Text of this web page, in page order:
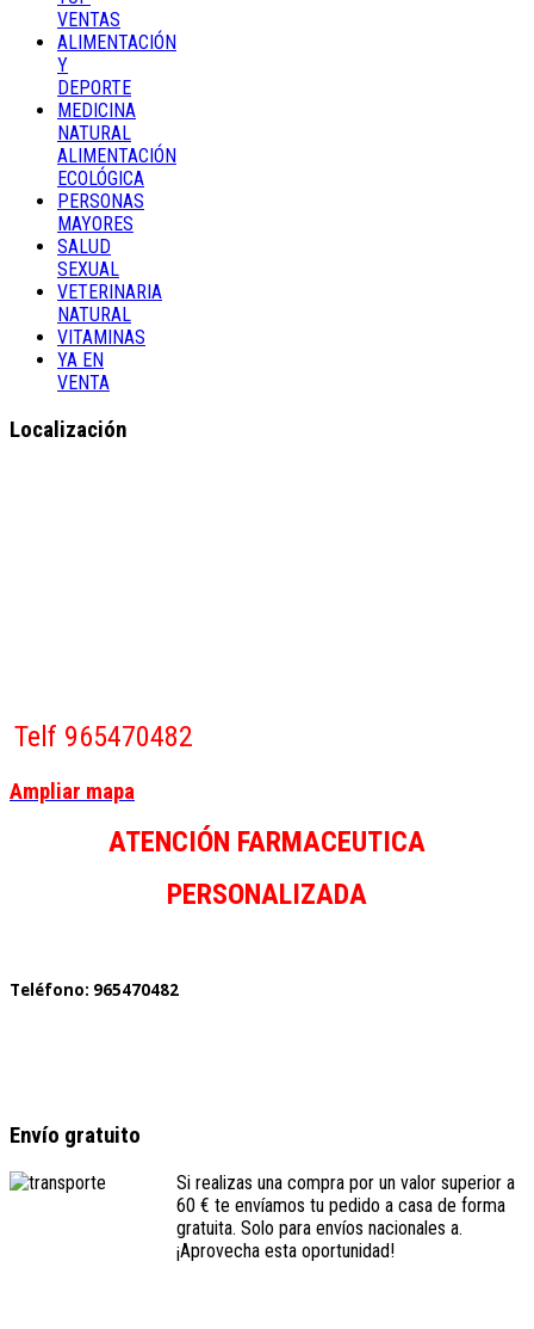
VENTAS
ALIMENTACIÓN
Y
DEPORTE
MEDICINA
NATURAL
ALIMENTACIÓN
ECOLÓGICA
PERSONAS
MAYORES
SALUD
SEXUAL
VETERINARIA
NATURAL
VITAMINAS
YA EN
VENTA
Localización
Telf 965470482
Ampliar mapa
ATENCIÓN FARMACEUTICA
PERSONALIZADA
Teléfono: 965470482
Envío gratuito
Si realizas una compra por un valor superior a
60 € te envíamos tu pedido a casa de forma
gratuita. Solo para envíos nacionales a.
¡Aprovecha esta oportunidad!